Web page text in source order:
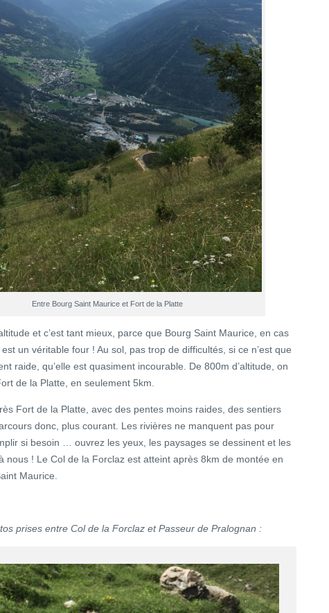
Entre Bourg Saint Maurice et Fort de la Platte
et c’est tant mieux, parce que Bourg Saint Maurice, en cas
un véritable four ! Au sol, pas trop de difficultés, si ce n’est que
raide, qu’elle est quasiment incourable. De 800m d’altitude, on
de la Platte, en seulement 5km.
Fort de la Platte, avec des pentes moins raides, des sentiers
donc, plus courant. Les rivières ne manquent pas pour
si besoin … ouvrez les yeux, les paysages se dessinent et les
nous ! Le Col de la Forclaz est atteint après 8km de montée en
Maurice.
prises entre Col de la Forclaz et Passeur de Pralognan :